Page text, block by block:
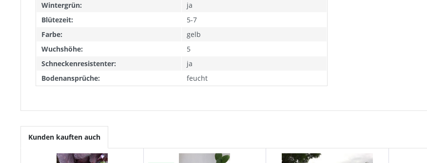
Wintergrün:
ja
Blütezeit:
5-7
Farbe:
gelb
Wuchshöhe:
5
Schneckenresistenter:
ja
Bodenansprüche:
feucht
Kunden kauften auch